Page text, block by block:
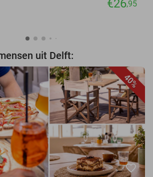
€26,95
uit Delft:
40%
favorite_border